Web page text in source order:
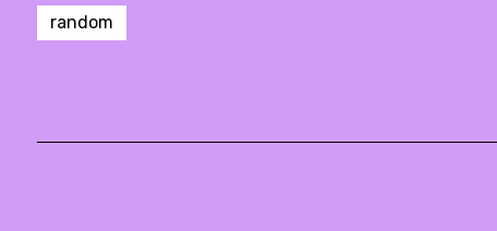
random